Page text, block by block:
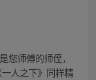
您师傅的师侄，
人之下》同样精